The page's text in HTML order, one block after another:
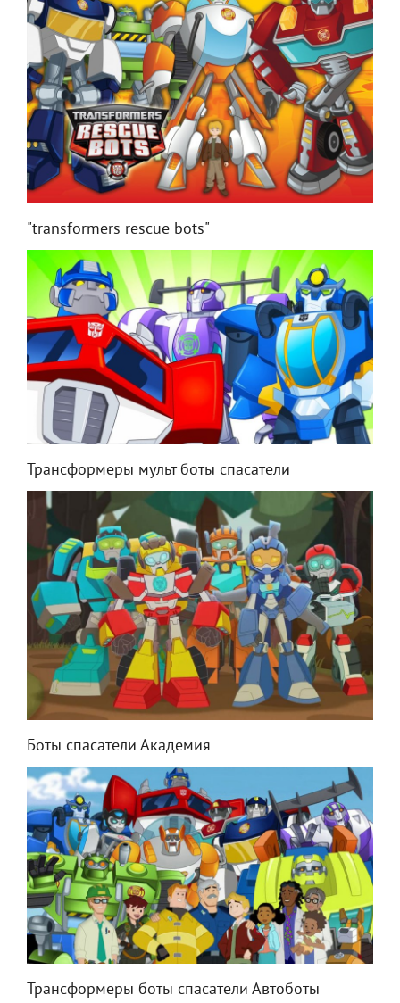
"transformers rescue bots"
Трансформеры мульт боты спасатели
Боты спасатели Академия
Трансформеры боты спасатели Автоботы